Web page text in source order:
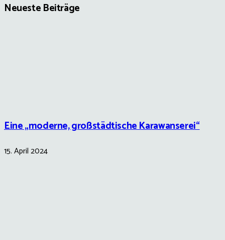
Neueste Beiträge
Eine „moderne, großstädtische Karawanserei“
15. April 2024